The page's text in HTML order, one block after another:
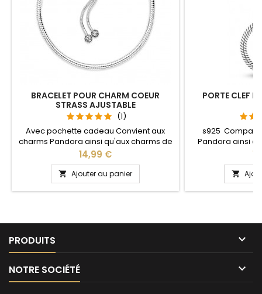
BRACELET POUR CHARM COEUR
STRASS AJUSTABLE
(1)
Avec pochette cadeau Convient aux
charms Pandora ainsi qu'aux charms de
notre site idéal pour : Noël, Saint Valentin,
anniversaire, anniversaire de mariage La
partie ajustable se détache d'un coté
pour passer les charms par simple
pression sur le bouton Ajustable pour
Prix
14,99 €
 Ajouter au panier
PORTE CLEF
s925
Pandora ainsi
notre site idéal
anniversaire,
L'ouverture
niveau

PRODUITS 
NOTRE SOCIÉTÉ 